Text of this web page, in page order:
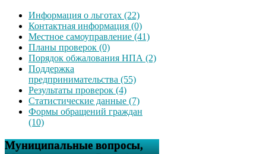
Информация о льготах (22)
Контактная информация (0)
Местное самоуправление (41)
Планы проверок (0)
Порядок обжалования НПА (2)
Поддержка
предпринимательства (55)
Результаты проверок (4)
Статистические данные (7)
Формы обращений граждан
(10)
Муниципальные вопросы,